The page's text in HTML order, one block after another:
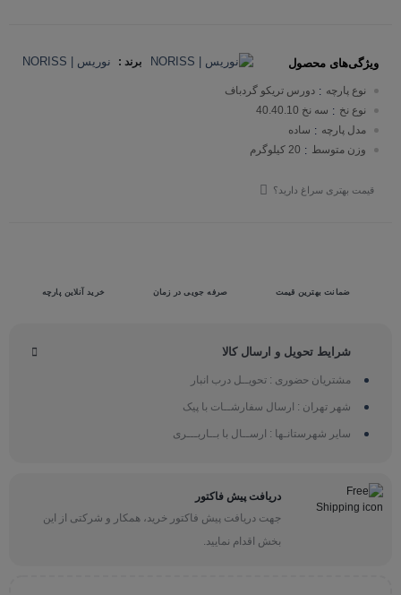
برند : نوریس | NORISS ویژگی‌های محصول
نوع پارچه : دورس تریکو گردباف
نوع نخ : سه نخ 40.40.10
مدل پارچه : ساده
وزن متوسط : 20 کیلوگرم
قیمت بهتری سراغ دارید؟
ضمانت بهترین قیمت صرفه جویی در زمان خرید آنلاین پارچه
شرایط تحویل و ارسال کالا
مشتریان حضوری : تحویــل درب انبار
شهر تهران : ارسال سفارشــات با پیک
سایر شهرستانـها : ارســال با بــاربـــری
دریافت پیش فاکتور
جهت دریافت پیش فاکتور خرید، همکار و شرکتی از این
بخش اقدام نمایید.